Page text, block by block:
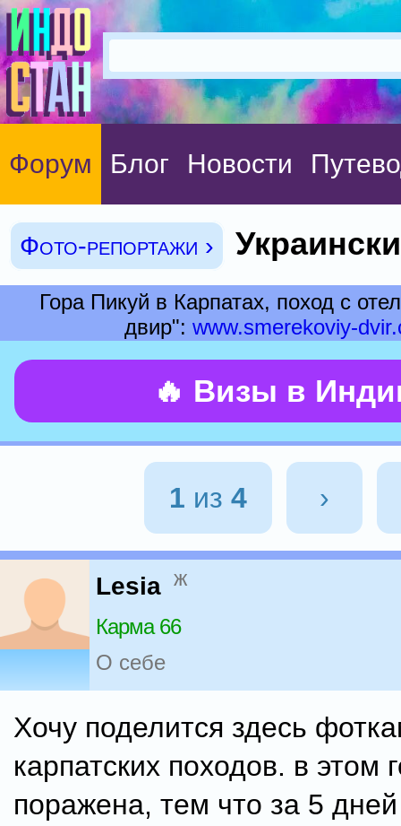
Форум Блог Новости
Фото-репортажи ›
Гора Пикуй в Карпатах, поход с
двир": www.smerekoviy-
🔥 Визы в
1 из 4 ›
Lesia ж
Карма 66
О себе
Хочу поделится здесь
карпатских походов. в этом
поражена, тем что за 5 дней